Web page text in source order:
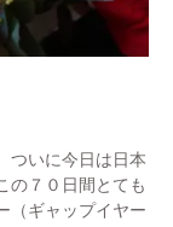
ついに今日は日本
の７０日間とても
（ギャップイヤー